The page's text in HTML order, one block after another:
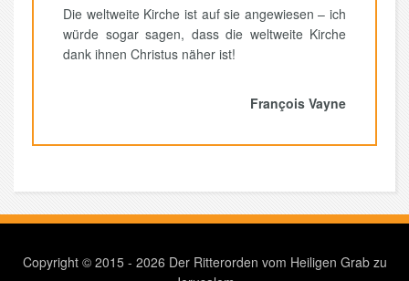
Die weltweite Kirche ist auf sie angewiesen – ich
würde sogar sagen, dass die weltweite Kirche
dank ihnen Christus näher ist!
François Vayne
Copyright © 2015 - 2026 Der Ritterorden vom Heiligen Grab zu